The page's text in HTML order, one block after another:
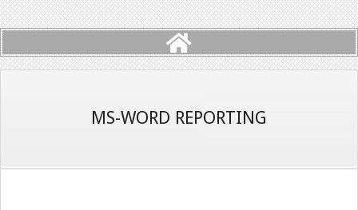
Primary
MS-WORD REPORTING